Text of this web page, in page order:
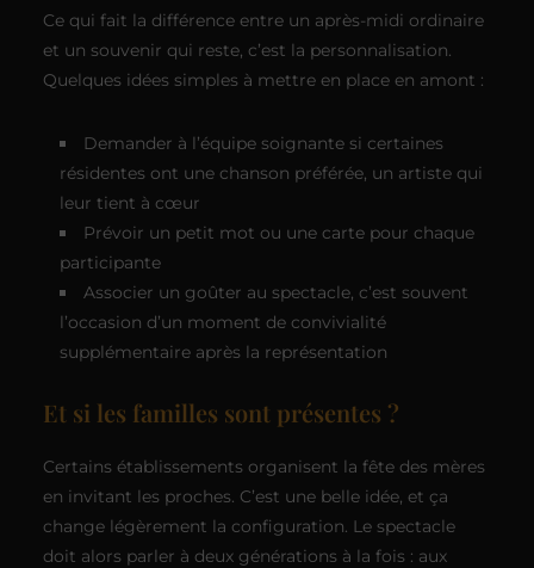
Ce qui fait la différence entre un après-midi ordinaire
et un souvenir qui reste, c’est la personnalisation.
Quelques idées simples à mettre en place en amont :
Demander à l’équipe soignante si certaines
résidentes ont une chanson préférée, un artiste qui
leur tient à cœur
Prévoir un petit mot ou une carte pour chaque
participante
Associer un goûter au spectacle, c’est souvent
l’occasion d’un moment de convivialité
supplémentaire après la représentation
Et si les familles sont présentes ?
Certains établissements organisent la fête des mères
en invitant les proches. C’est une belle idée, et ça
change légèrement la configuration. Le spectacle
doit alors parler à deux générations à la fois : aux